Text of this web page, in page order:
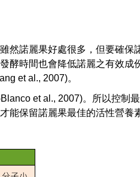
諾麗果好處很多，但要確保
酵時間也會降低諾麗之有效成
et al., 2007)。
et al., 2007)。所以控制
能保留諾麗果最佳的活性營養